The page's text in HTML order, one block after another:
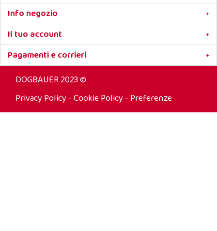
Info negozio
Il tuo account
Pagamenti e corrieri
DOGBAUER 2023 ©
Privacy Policy -Cookie Policy - Preferenze